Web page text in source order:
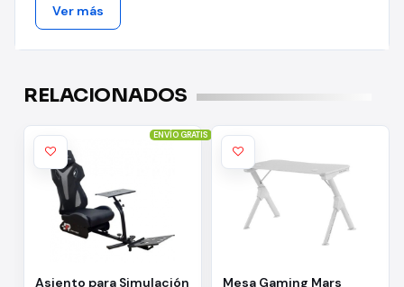
Su impresionante Sistema de Iluminación Periférica
dinámicos y colores seleccionables de forma remota, el
escritorio MGD140 RGB iluminará su habitación como
ningún otro escritorio lo hizo antes.
DISEÑO DE JUEGO ERGONÓMICO
Utilizamos todos los materiales y tecnologías disponibles
para conseguir el máximo confort y una ergonomía
inigualable digna del mejor escritorio Premium.
Ver más
RELACIONADOS
Asiento para Simulación
ENVÍO GRATIS
Mesa Gaming Mars